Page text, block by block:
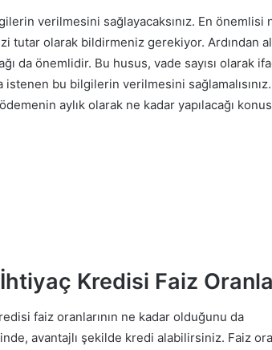
verilmesini sağlayacaksınız. En önemlisi
olarak bildirmeniz gerekiyor. Ardından
da önemlidir. Bu husus, vade sayısı olarak
istenen bu bilgilerin verilmesini sağlamalısınız.
aylık olarak ne kadar yapılacağı
İhtiyaç Kredisi Faiz
faiz oranlarının ne kadar olduğunu da
avantajlı şekilde kredi alabilirsiniz. Faiz